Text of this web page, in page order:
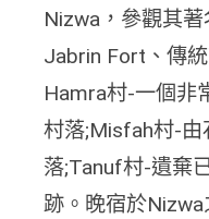
Nizwa，參觀其
Jabrin Fort、傳
Hamra村-一個非
村落;Misfah村-由
落;Tanuf村-遺棄
跡。晚宿於Nizwa